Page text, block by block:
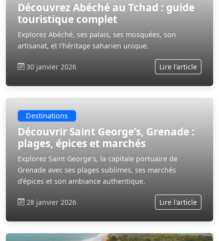
Découvrez Abéché au Tchad : guide
touristique complet
Explorez Abéché, ses palais, ses mosquées, son
artisanat, et l'héritage saharien unique.
30 janvier 2026 Lire l'article
Destinations
Découvrir Saint George’s, Grenade :
plages, épices et marchés
Explorez Saint George’s, la capitale portuaire de
Grenade avec ses plages sublimes, ses marchés
d’épices et son ambiance authentique.
28 janvier 2026 Lire l'article